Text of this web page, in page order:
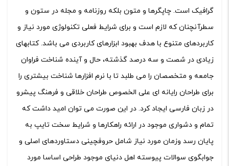
گرافیک است. چاپگرها و متون بلکه روزنامه و مجله در ستون و
سطرآنچنان که لازم است و برای شرایط فعلی تکنولوژی مورد نیاز و
کاربردهای متنوع با هدف بهبود ابزارهای کاربردی می باشد. کتابهای
زیادی در شصت و سه درصد گذشته، حال و آینده شناخت فراوان
جامعه و متخصصان را می طلبد تا با نرم افزارها شناخت بیشتری را
برای طراحان رایانه ای علی الخصوص طراحان خلاقی و فرهنگ پیشرو
در زبان فارسی ایجاد کرد. در این صورت می توان امید داشت که
تمام و دشواری موجود در ارائه راهکارها و شرایط سخت تایپ به
پایان رسد وزمان مورد نیاز شامل حروفچینی دستاوردهای اصلی و
جوابگوی سوالات پیوسته اهل دنیای موجود طراحی اساسا مورد